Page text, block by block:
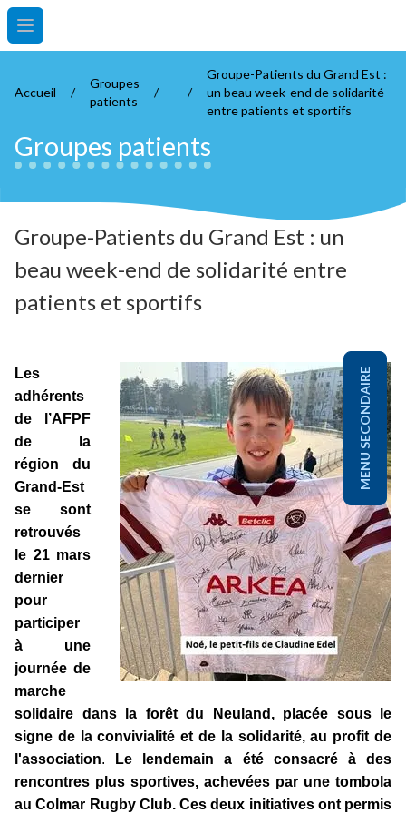
Open main menu
Accueil /
Groupes
patients
/ /
Groupe-Patients du Grand Est :
un beau week-end de solidarité
entre patients et sportifs
Groupes patients
Groupe-Patients du Grand Est : un
beau week-end de solidarité entre
patients et sportifs
Les
adhérents
de l’AFPF
de la
région du
Grand-Est
se sont
retrouvés
le 21 mars
dernier
pour
participer
à une
journée de
marche
solidaire dans la forêt du Neuland, placée sous le
signe de la convivialité et de la solidarité, au profit de
l'association. Le lendemain a été consacré
à des
rencontres plus sportives, achevées par une tombola
au Colmar Rugby Club. Ces deux initiatives ont permis
MENU SECONDAIRE